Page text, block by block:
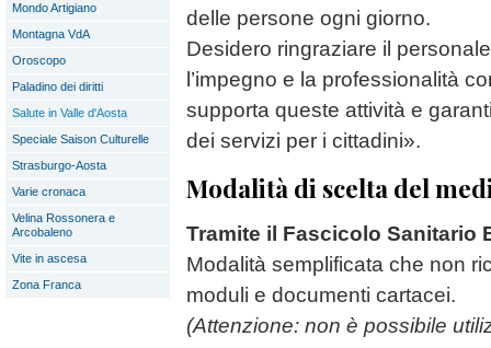
Mondo Artigiano
Montagna VdA
Oroscopo
Paladino dei diritti
Salute in Valle d'Aosta
Speciale Saison Culturelle
Strasburgo-Aosta
Varie cronaca
Velina Rossonera e
Arcobaleno
Vite in ascesa
Zona Franca
delle persone ogni giorno.
Desidero ringraziare il
l’impegno e la professionalità
supporta queste attività e
dei servizi per i cittadini».
Modalità di scelta del
Tramite il Fascicolo Sanitario
Modalità semplificata che non
moduli e documenti cartacei.
(Attenzione: non è possibile